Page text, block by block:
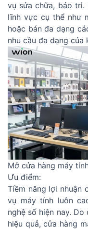
vụ sửa chữa, bảo trì.
lĩnh vực cụ thể như
hoặc bán đa dạng
nhu cầu đa dạng của
Mở cửa hàng máy
Ưu điểm:
Tiềm năng lợi nhuận
vụ máy tính luôn
nghệ số hiện nay.
hiệu quả, cửa hàng